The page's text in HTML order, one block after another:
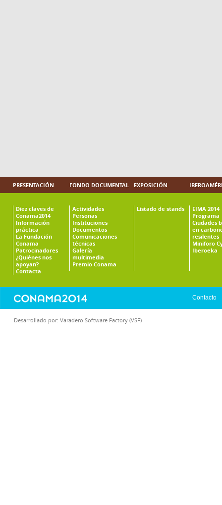
PRESENTACIÓN
Diez claves de
Conama2014
Información
práctica
La Fundación
Conama
Patrocinadores
¿Quiénes nos
apoyan?
Contacta
FONDO DOCUMENTAL
Actividades
Personas
Instituciones
Documentos
Comunicaciones
técnicas
Galería
multimedia
Premio Conama
EXPOSICIÓN
Listado de stands
EIMA 2014
Programa
Ciudades
en
resilentes
Miniforo
Iberoeka
Contacto
Desarrollado por: Varadero Software Factory (VSF)